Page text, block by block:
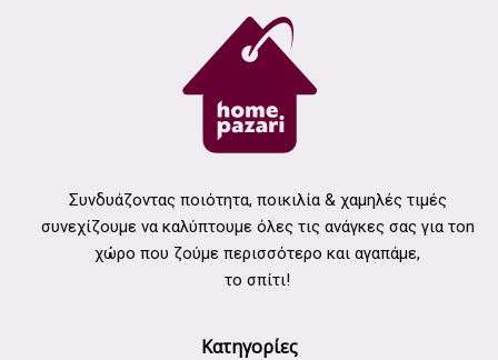
Συνδυάζοντας ποιότητα, ποικιλία & χαμηλές τιμές
συνεχίζουμε να καλύπτουμε όλες τις ανάγκες σας για τοn
χώρο που ζούμε περισσότερο και αγαπάμε,
το σπίτι!
Κατηγορίες